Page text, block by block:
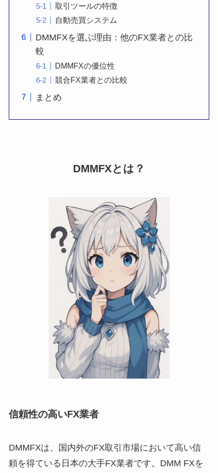
取引ツールの特徴
自動売買システム
DMMFXを選ぶ理由：他のFX業者との比
較
DMMFXの優位性
競合FX業者との比較
まとめ
DMMFXとは？
信頼性の高いFX業者
DMMFXは、国内外のFX取引市場において高い信
頼を得ている日本の大手FX業者です。DMM FXを